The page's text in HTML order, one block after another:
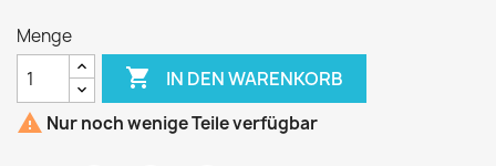
Menge
 IN DEN WARENKORB
 Nur noch wenige Teile verfügbar